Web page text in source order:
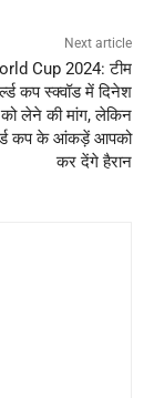
Next article
Cup 2024: टीम
कप स्क्वॉड में दिनेश
को लेने की मांग, लेकिन
कप के आंकड़ें आपको
कर देंगे हैरान